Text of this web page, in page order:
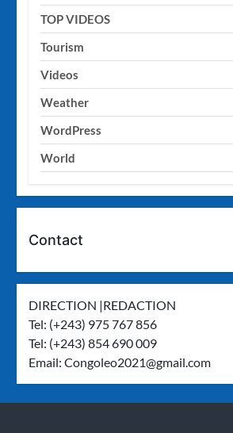
TOP VIDEOS
Tourism
Videos
Weather
WordPress
World
Contact
DIRECTION |REDACTION
Tel: (+243) 975 767 856
Tel: (+243) 854 690 009
Email:Congoleo2021@gmail.com